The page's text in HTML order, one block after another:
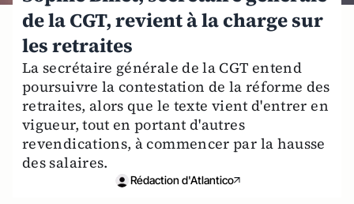
de la CGT, revient à la charge sur
les retraites
La secrétaire générale de la CGT entend
poursuivre la contestation de la réforme des
retraites, alors que le texte vient d'entrer en
vigueur, tout en portant d'autres
revendications, à commencer par la hausse
des salaires.
Rédaction d'Atlantico